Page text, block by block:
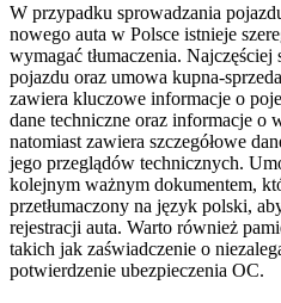
W przypadku sprowadzania
nowego auta w Polsce istnieje
wymagać tłumaczenia.
pojazdu oraz umowa kupna-
zawiera kluczowe informacje o
dane techniczne oraz informacje o
natomiast zawiera szczegółowe
jego przeglądów technicznych.
kolejnym ważnym dokumentem,
przetłumaczony na język polski,
rejestracji auta. Warto również
takich jak zaświadczenie o
potwierdzenie ubezpieczenia OC.